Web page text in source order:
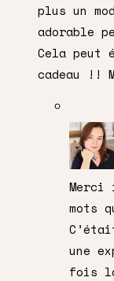
plus un
adorable
Cela peut
cadeau !!
Merci
mots
une
fois